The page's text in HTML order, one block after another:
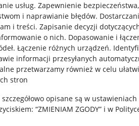
usług. Zapewnienie bezpieczeństwa,
i naprawianie błędów.
i treści. Zapisanie decyzji
o nich. Dopasowanie i
. Łączenie różnych urządzeń.
informacji przesyłanych
przetwarzamy również w celu
stron
opisane są w ustawieniach
“ZMIENIAM ZGODY” i w
Pobierz aplikację